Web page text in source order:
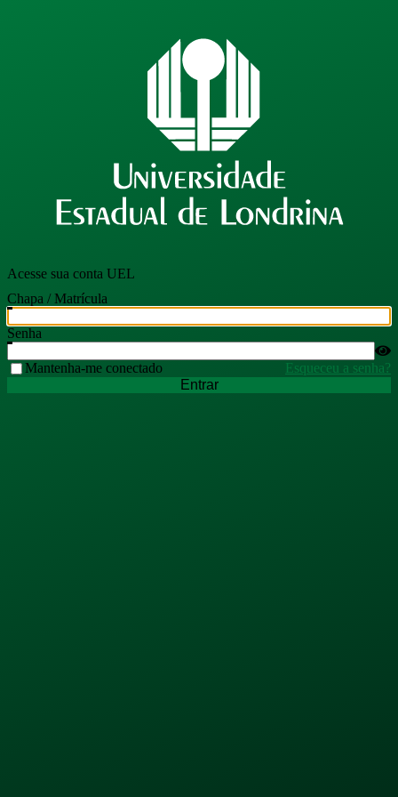
Acesse sua conta UEL
Chapa / Matrícula
Senha
Mantenha-me conectado
Esqueceu a senha?
Entrar